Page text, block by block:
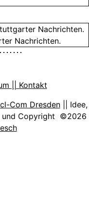
|| Kontakt
Com Dresden|| Idee,
und Copyright ©2026